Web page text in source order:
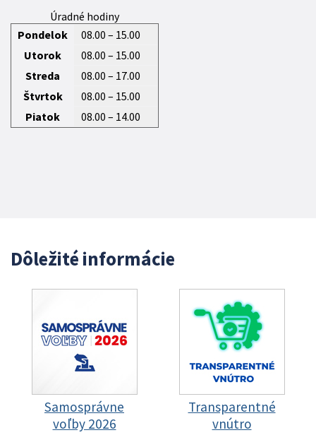
Úradné hodiny
Pondelok
08.00 – 15.00
Utorok
08.00 – 15.00
Streda
08.00 – 17.00
Štvrtok
08.00 – 15.00
Piatok
08.00 – 14.00
Dôležité informácie
Samosprávne
voľby 2026
Transparentné
vnútro